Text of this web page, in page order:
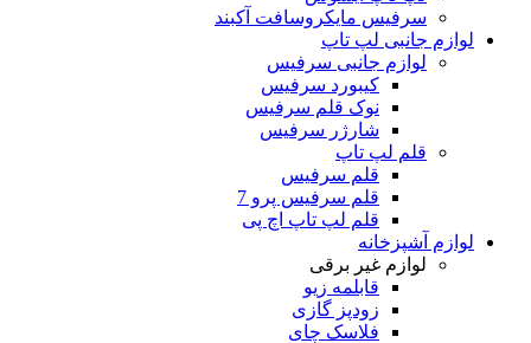
سرفیس مایکروسافت آکبند
لوازم جانبی لپ تاپ
لوازم جانبی سرفیس
کیبورد سرفیس
نوک قلم سرفیس
شارژر سرفیس
قلم لپ تاپ
قلم سرفیس
قلم سرفیس پرو 7
قلم لپ تاپ اچ پی
لوازم آشپزخانه
لوازم غیر برقی
قابلمه زیو
زودپز گازی
فلاسک چای